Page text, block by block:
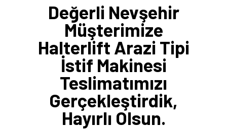
Değerli Nevşehir
Müşterimize
Halterlift Arazi Tipi
İstif Makinesi
Teslimatımızı
Gerçekleştirdik,
Hayırlı Olsun.